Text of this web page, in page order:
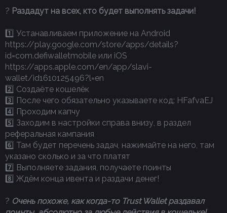
? Раздадут на всех, кто будет выполнять задачи!
1️⃣ Устанавливаем приложение на Android
https://play.google.com/store/apps/details?
id=com.defiwalletmobile или iOS
https://apps.apple.com/en/app/slavi-
wallet/id1610125496?l=en
2️⃣ Создаёте кошелёк
3️⃣ После чего обязательно указываете код: HFafvaEJ
4️⃣ Проходим капчу
5️⃣ Заходим в настройки справа внизу, в раздел
реферальная кампания
6️⃣ Там будет перечень задач, нажимайте на него, там
указано сколько и за что платят
7️⃣ Выполняете задания, получаете поинты
8️⃣ Ждём конца ивента и раздачи денег!
? Очень похоже, как когда-то Trust Wallet раздавал